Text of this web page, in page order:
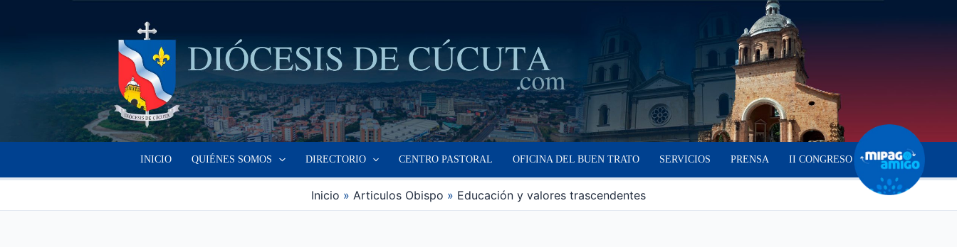
INICIO QUIÉNES SOMOS DIRECTORIO CENTRO PASTORAL OFICINA DEL BUEN TRATO SERVICIOS PRENSA II CONGRESO
Inicio Articulos Obispo Educación y valores trascendentes